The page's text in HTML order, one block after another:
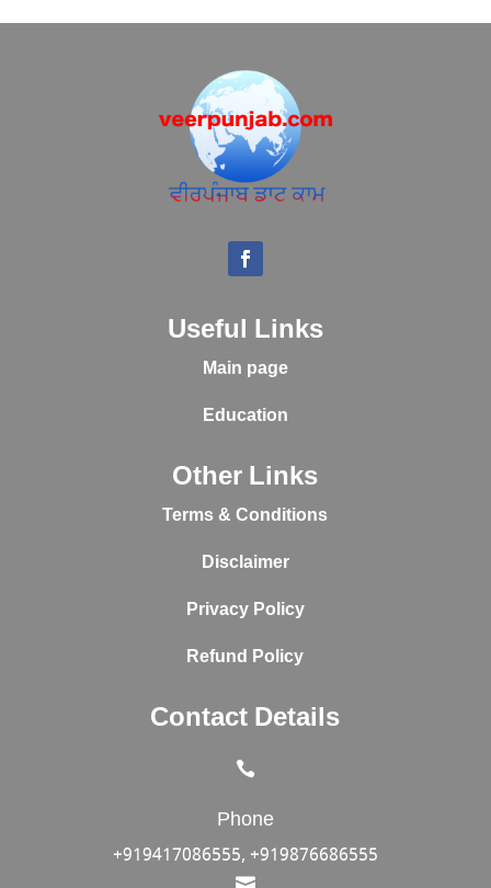
Useful Links
Main page
Education
Other Links
Terms & Conditions
Disclaimer
Privacy Policy
Refund Policy
Contact Details

Phone
+919417086555, +919876686555
